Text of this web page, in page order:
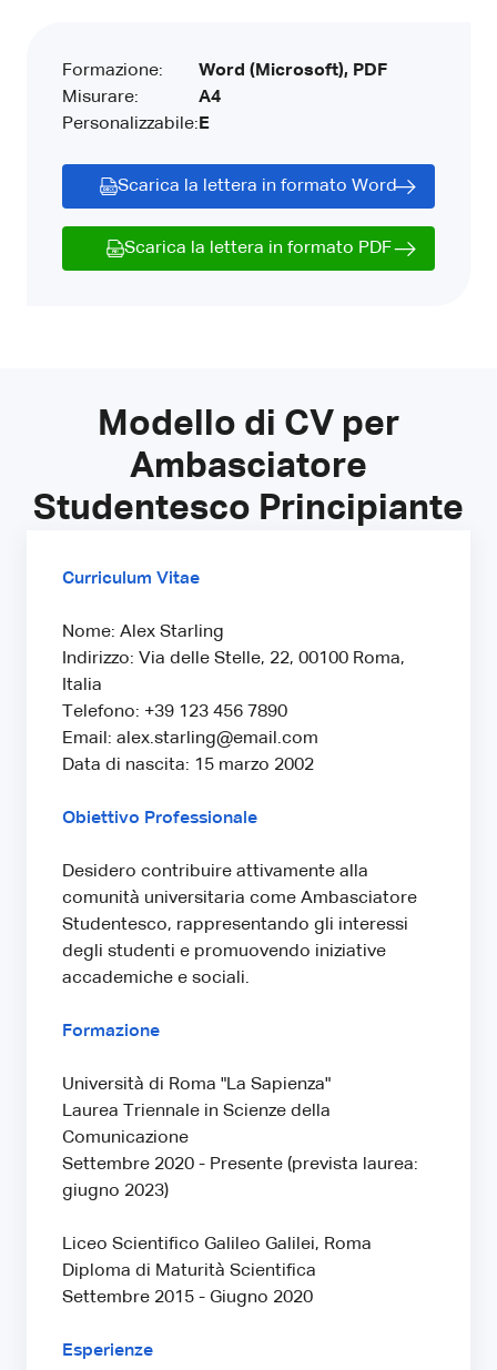
Formazione:
Misurare:
Personalizzabile:
Word (Microsoft), PDF
A4
E
Scarica la lettera in formato Word
Scarica la lettera in formato PDF
Modello di CV per
Ambasciatore
Studentesco Principiante
Curriculum Vitae
Nome: Alex Starling
Indirizzo: Via delle Stelle, 22, 00100 Roma,
Italia
Telefono: +39 123 456 7890
Email: alex.starling@email.com
Data di nascita: 15 marzo 2002
Obiettivo Professionale
Desidero contribuire attivamente alla
comunità universitaria come Ambasciatore
Studentesco, rappresentando gli interessi
degli studenti e promuovendo iniziative
accademiche e sociali.
Formazione
Università di Roma "La Sapienza"
Laurea Triennale in Scienze della
Comunicazione
Settembre 2020 - Presente (prevista laurea:
giugno 2023)
Liceo Scientifico Galileo Galilei, Roma
Diploma di Maturità Scientifica
Settembre 2015 - Giugno 2020
Esperienze